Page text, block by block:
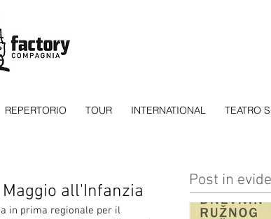
REPERTORIO TOUR INTERNATIONAL TEATRO
all'Infanzia
in prima regionale per il
Post in